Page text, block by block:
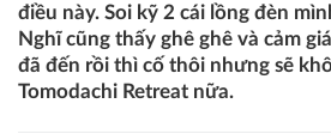
điều này. Soi kỹ 2 cái lồng đèn
Nghĩ cũng thấy ghê ghê và cảm
đã đến rồi thì cố thôi nhưng sẽ
Tomodachi Retreat nữa.